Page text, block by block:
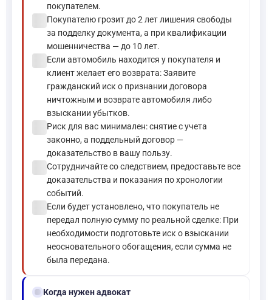
покупателем.
Покупателю грозит до 2 лет лишения свободы
за подделку документа, а при квалификации
мошенничества — до 10 лет.
Если автомобиль находится у покупателя и
клиент желает его возврата: Заявите
гражданский иск о признании договора
ничтожным и возврате автомобиля либо
взыскании убытков.
Риск для вас минимален: снятие с учета
законно, а поддельный договор —
доказательство в вашу пользу.
Сотрудничайте со следствием, предоставьте все
доказательства и показания по хронологии
событий.
Если будет установлено, что покупатель не
передал полную сумму по реальной сделке: При
необходимости подготовьте иск о взыскании
неосновательного обогащения, если сумма не
была передана.
gavelКогда нужен адвокат